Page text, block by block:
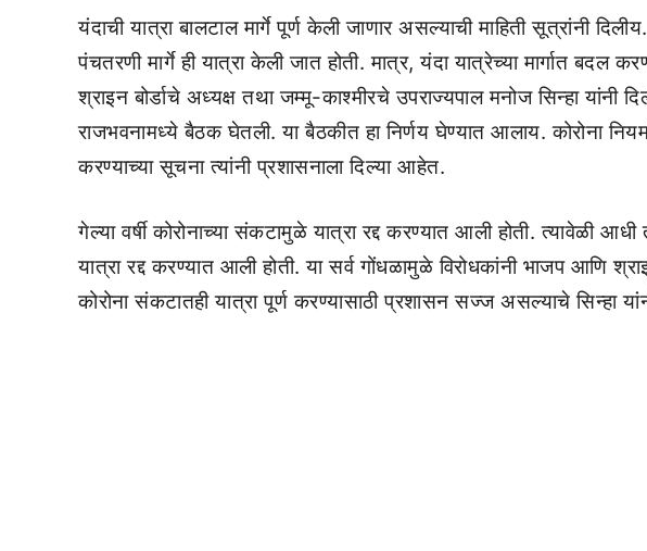
यंदाची यात्रा बालटाल मार्गे पूर्ण केली जाणार असल्याची माहिती सूत्रांनी
पंचतरणी मार्गे ही यात्रा केली जात होती. मात्र, यंदा यात्रेच्या मार्गात बदल
श्राइन बोर्डाचे अध्यक्ष तथा जम्मू-काश्मीरचे उपराज्यपाल मनोज सिन्हा यांनी
राजभवनामध्ये बैठक घेतली. या बैठकीत हा निर्णय घेण्यात आलाय. कोरोना
करण्याच्या सूचना त्यांनी प्रशासनाला दिल्या आहेत.
गेल्या वर्षी कोरोनाच्या संकटामुळे यात्रा रद्द करण्यात आली होती. त्यावेळी
यात्रा रद्द करण्यात आली होती. या सर्व गोंधळामुळे विरोधकांनी भाजप आणि
कोरोना संकटातही यात्रा पूर्ण करण्यासाठी प्रशासन सज्ज असल्याचे सिन्हा